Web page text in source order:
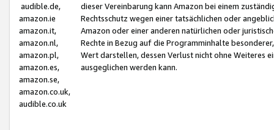
audible.de,
amazon.ie
amazon.it,
amazon.nl,
amazon.pl,
amazon.es,
amazon.se,
amazon.co.uk,
audible.co.uk
dieser Vereinbarung kann Amazon bei einem
Rechtsschutz wegen einer tatsächlichen oder
Amazon oder einer anderen natürlichen oder
Rechte in Bezug auf die Programminhalte
Wert darstellen, dessen Verlust nicht ohne Weiteres
ausgeglichen werden kann.